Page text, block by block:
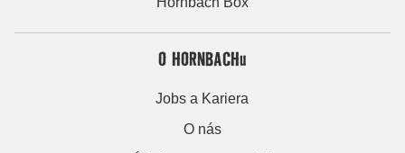
O HORNBACHu
Jobs a Kariera
O nás